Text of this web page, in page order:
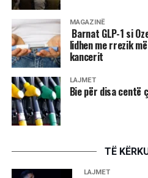
shqiptarë që tashmë kanë
buzë katastrofës, pasi ata kanë
gjësende të tjera më
Vushtrri: Gjatë sulmit serb
Tërstena (24)
NMDLNJ i Vushtrrisë njofton se
MAGAZINË
Barnat GLP-1 si
lidhen me rrezik
kancerit
LAJMET
Bie për disa centë
TË
LAJMET